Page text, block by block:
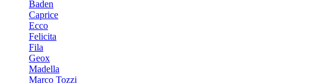
Baden
Caprice
Ecco
Felicita
Fila
Geox
Madella
Marco Tozzi